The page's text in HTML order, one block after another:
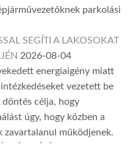
parkolási
SEGÍTI A LAKOSOKAT
2026-08-04
energiaigény miatt
vezetett be
célja, hogy
úgy, hogy közben a
zavartalanul működjenek.